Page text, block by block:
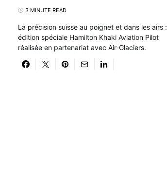
3 MINUTE READ
La précision suisse au poignet et dans les airs :
édition spéciale Hamilton Khaki Aviation Pilot
réalisée en partenariat avec Air-Glaciers.